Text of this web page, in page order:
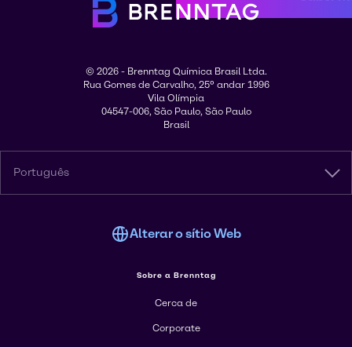
© 2026 - Brenntag Química Brasil Ltda.
Rua Gomes de Carvalho, 25º andar 1996
Vila Olímpia
04547-006, São Paulo, São Paulo
Brasil
Português
Alterar o sítio Web
Sobre a Brenntag
Cerca de
Corporate